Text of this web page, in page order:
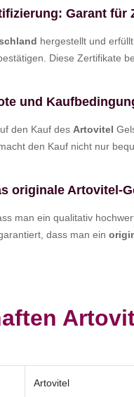
Garant für
hergestellt und
Diese Zertifikate
und
den Kauf des Artovitel
den Kauf nicht nur
originale Artovitel-
man ein qualitativ
dass man ein
Artovitel